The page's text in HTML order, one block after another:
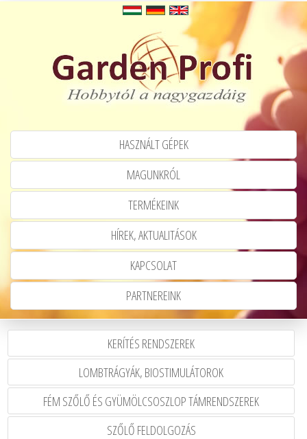
HASZNÁLT GÉPEK
MAGUNKRÓL
TERMÉKEINK
HÍREK, AKTUALITÁSOK
KAPCSOLAT
PARTNEREINK
KERÍTÉS RENDSZEREK
LOMBTRÁGYÁK, BIOSTIMULÁTOROK
FÉM SZŐLŐ ÉS GYÜMÖLCSOSZLOP TÁMRENDSZEREK
SZŐLŐ FELDOLGOZÁS